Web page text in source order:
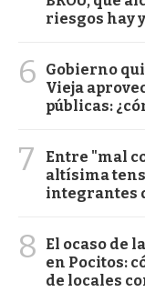
riesgos hay
6
Gobierno
Vieja
públicas:
7
Entre "mal
altísima
integrantes
8
El ocaso de
en Pocitos:
de locales